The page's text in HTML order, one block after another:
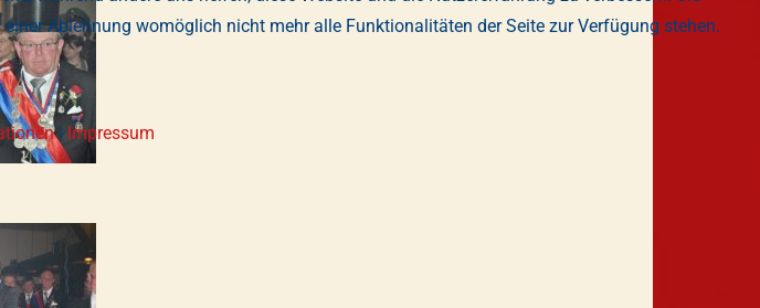
Ablehnung womöglich nicht mehr alle Funktionalitäten der Seite zur Verfügung stehen.
|Impressum